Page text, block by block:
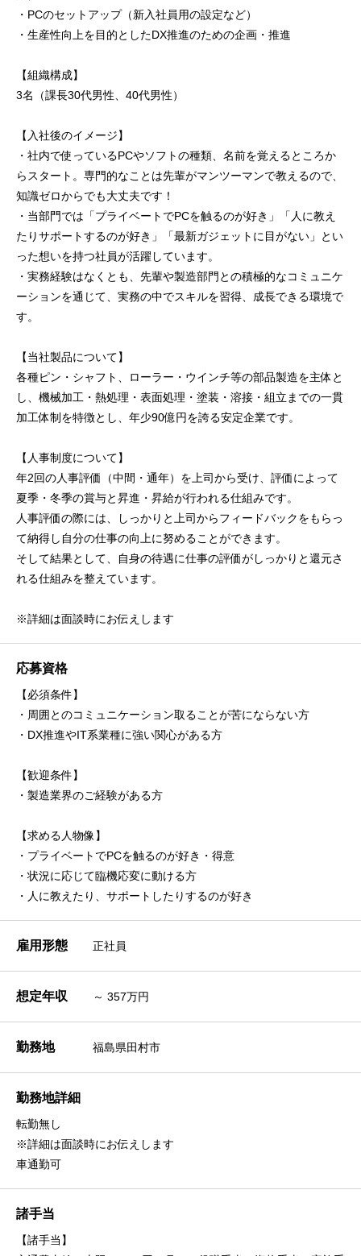
・PCのセットアップ（新入社員用の設定など）
・生産性向上を目的としたDX推進のための企画・推進
【組織構成】
3名（課長30代男性、40代男性）
【入社後のイメージ】
・社内で使っているPCやソフトの種類、名前を覚えるところか
らスタート。専門的なことは先輩がマンツーマンで教えるので、
知識ゼロからでも大丈夫です！
・当部門では「プライベートでPCを触るのが好き」「人に教え
たりサポートするのが好き」「最新ガジェットに目がない」とい
った想いを持つ社員が活躍しています。
・実務経験はなくとも、先輩や製造部門との積極的なコミュニケ
ーションを通じて、実務の中でスキルを習得、成長できる環境で
す。
【当社製品について】
各種ピン・シャフト、ローラー・ウインチ等の部品製造を主体と
し、機械加工・熱処理・表面処理・塗装・溶接・組立までの一貫
加工体制を特徴とし、年少90億円を誇る安定企業です。
【人事制度について】
年2回の人事評価（中間・通年）を上司から受け、評価によって
夏季・冬季の賞与と昇進・昇給が行われる仕組みです。
人事評価の際には、しっかりと上司からフィードバックをもらっ
て納得し自分の仕事の向上に努めることができます。
そして結果として、自身の待遇に仕事の評価がしっかりと還元さ
れる仕組みを整えています。
※詳細は面談時にお伝えします
応募資格
【必須条件】
・周囲とのコミュニケーション取ることが苦にならない方
・DX推進やIT系業種に強い関心がある方
【歓迎条件】
・製造業界のご経験がある方
【求める人物像】
・プライベートでPCを触るのが好き・得意
・状況に応じて臨機応変に動ける方
・人に教えたり、サポートしたりするのが好き
雇用形態 正社員
想定年収 ～ 357万円
勤務地 福島県田村市
勤務地詳細
転勤無し
※詳細は面談時にお伝えします
車通勤可
諸手当
【諸手当】